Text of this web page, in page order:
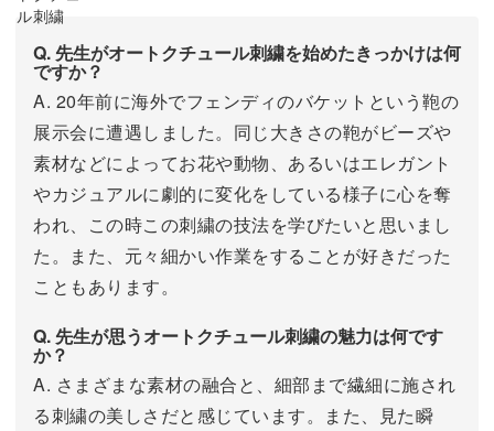
Q. 先生がオートクチュール刺繍を始めたきっかけは何
ですか？
A. 20年前に海外でフェンディのバケットという鞄の
展示会に遭遇しました。同じ大きさの鞄がビーズや
素材などによってお花や動物、あるいはエレガント
やカジュアルに劇的に変化をしている様子に心を奪
われ、この時この刺繍の技法を学びたいと思いまし
た。また、元々細かい作業をすることが好きだった
こともあります。
Q. 先生が思うオートクチュール刺繍の魅力は何です
か？
A. さまざまな素材の融合と、細部まで繊細に施され
る刺繍の美しさだと感じています。また、見た瞬